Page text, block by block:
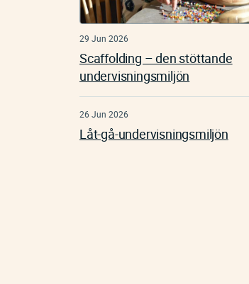
29 Jun 2026
Scaffolding – den stöttande
undervisningsmiljön
26 Jun 2026
Låt-gå-undervisningsmiljön